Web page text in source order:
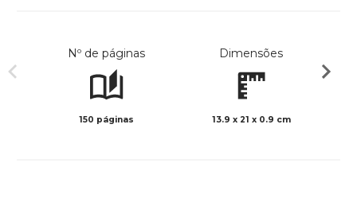
Nº de páginas
150 páginas
Dimensões
13.9 x 21 x 0.9 cm